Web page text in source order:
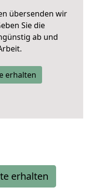
übersenden wir
Sie die
ab und
erhalten
erhalten